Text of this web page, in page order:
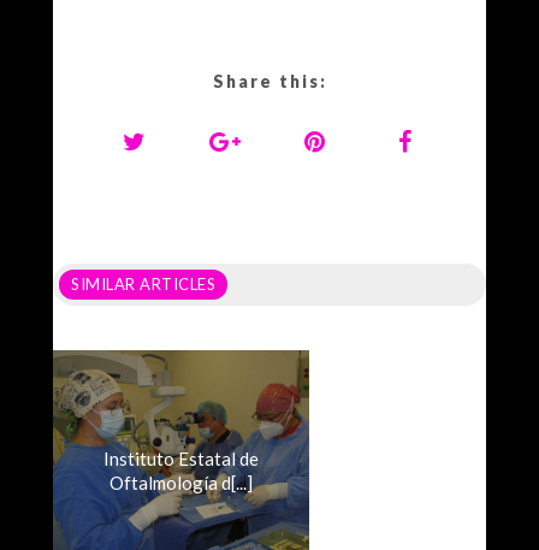
Share this:
SIMILAR ARTICLES
Instituto Estatal de
Oftalmología d[...]